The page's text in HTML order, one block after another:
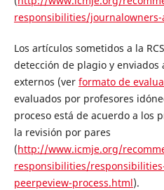
responsibilities/
Los artículos sometidos a la
detección de plagio y enviados
externos (ver formato de
evaluados por profesores
proceso está de acuerdo a los
la revisión por pares
(http://www.icmje.org/
responsibilities/
peerpeview-process.html).